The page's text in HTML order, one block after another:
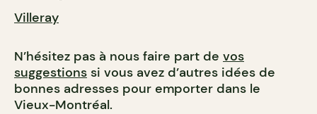
Villeray
N’hésitez pas à nous faire part de vos
suggestions si vous avez d’autres idées de
bonnes adresses pour emporter dans le
Vieux-Montréal.